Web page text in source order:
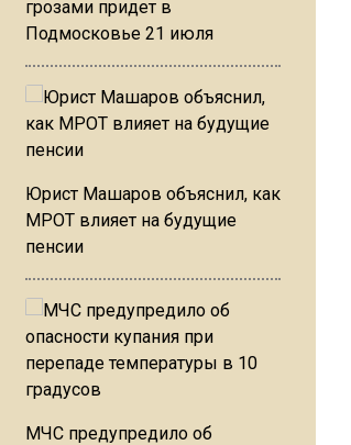
грозами придет в
Подмосковье 21 июля
Юрист Машаров объяснил, как
МРОТ влияет на будущие
пенсии
МЧС предупредило об